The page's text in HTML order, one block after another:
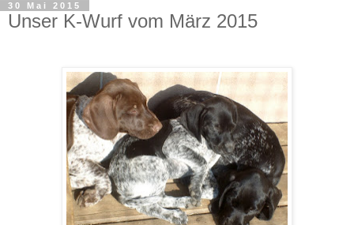
30 Mai 2015
Unser K-Wurf vom März 2015